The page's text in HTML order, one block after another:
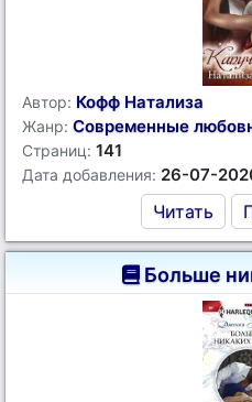
Автор: Кофф Натализа
Жанр: Современные
Страниц: 141
Дата добавления: 26-07-
Читать
Больше